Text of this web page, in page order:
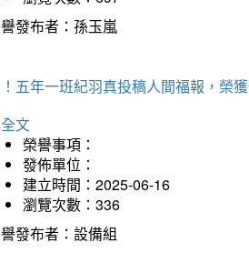
發布者：孫玉嵐
五年一班紀羽真投稿人間福報，榮
文
榮譽事項：
發佈單位：
建立時間：2025-06-16
瀏覽次數：336
發布者：設備組